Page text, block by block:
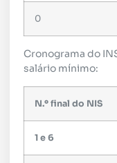
0
Cronograma do
salário mínimo:
N.º final do NIS
1 e 6